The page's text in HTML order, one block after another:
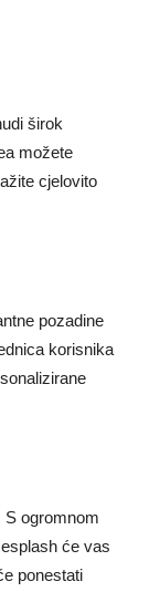
širok
možete
cjelovito
pozadine
korisnika
S ogromnom
će vas
ponestati